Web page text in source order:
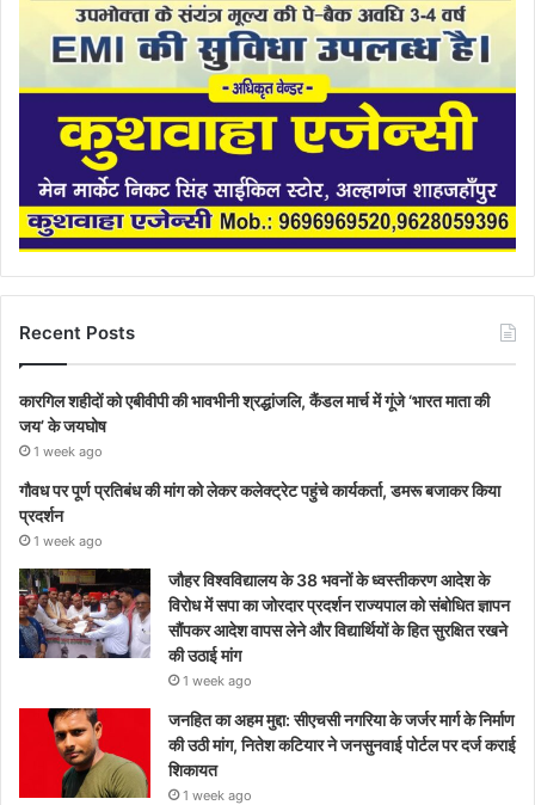
Recent Posts
कारगिल शहीदों को एबीवीपी की भावभीनी श्रद्धांजलि, कैंडल मार्च में गूंजे ‘भारत माता की
जय’ के जयघोष
1 week ago
गौवध पर पूर्ण प्रतिबंध की मांग को लेकर कलेक्ट्रेट पहुंचे कार्यकर्ता, डमरू बजाकर किया
प्रदर्शन
1 week ago
जौहर विश्वविद्यालय के 38 भवनों के ध्वस्तीकरण आदेश के
विरोध में सपा का जोरदार प्रदर्शन राज्यपाल को संबोधित ज्ञापन
सौंपकर आदेश वापस लेने और विद्यार्थियों के हित सुरक्षित रखने
की उठाई मांग
1 week ago
जनहित का अहम मुद्दा: सीएचसी नगरिया के जर्जर मार्ग के निर्माण
की उठी मांग, नितेश कटियार ने जनसुनवाई पोर्टल पर दर्ज कराई
शिकायत
1 week ago